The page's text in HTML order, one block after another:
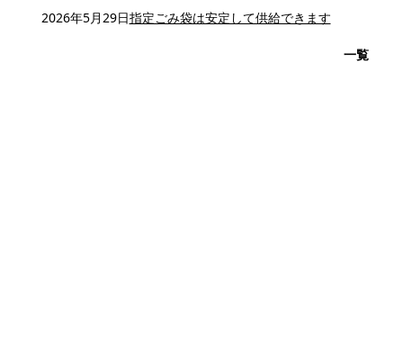
2026年5月29日指定ごみ袋は安定して供給できます
一覧